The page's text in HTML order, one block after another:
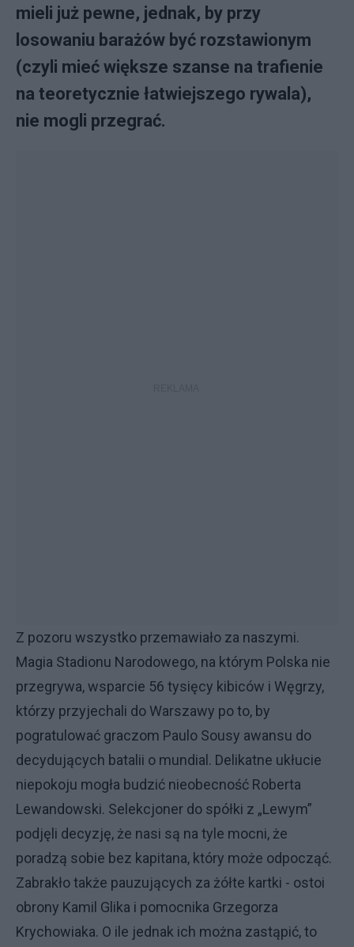
mieli już pewne, jednak, by przy
losowaniu barażów być rozstawionym
(czyli mieć większe szanse na trafienie
na teoretycznie łatwiejszego rywala),
nie mogli przegrać.
Z pozoru wszystko przemawiało za naszymi.
Magia Stadionu Narodowego, na którym Polska nie
przegrywa, wsparcie 56 tysięcy kibiców i Węgrzy,
którzy przyjechali do Warszawy po to, by
pogratulować graczom Paulo Sousy awansu do
decydujących batalii o mundial. Delikatne ukłucie
niepokoju mogła budzić nieobecność Roberta
Lewandowski. Selekcjoner do spółki z „Lewym”
podjęli decyzję, że nasi są na tyle mocni, że
poradzą sobie bez kapitana, który może odpocząć.
Zabrakło także pauzujących za żółte kartki - ostoi
obrony Kamil Glika i pomocnika Grzegorza
Krychowiaka. O ile jednak ich można zastąpić, to